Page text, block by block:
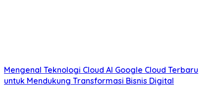
Mengenal Teknologi Cloud AI Google Cloud Terbaru
untuk Mendukung Transformasi Bisnis Digital